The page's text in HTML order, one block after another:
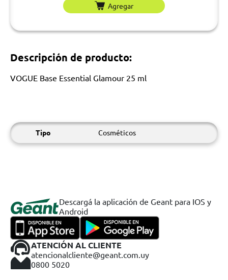
Agregar
Descripción de producto:
VOGUE Base Essential Glamour 25 ml
Tipo Cosméticos
Descargá la aplicación de Geant para IOS y
Android
ATENCIÓN AL CLIENTE
atencionalcliente@geant.com.uy
0800 5020